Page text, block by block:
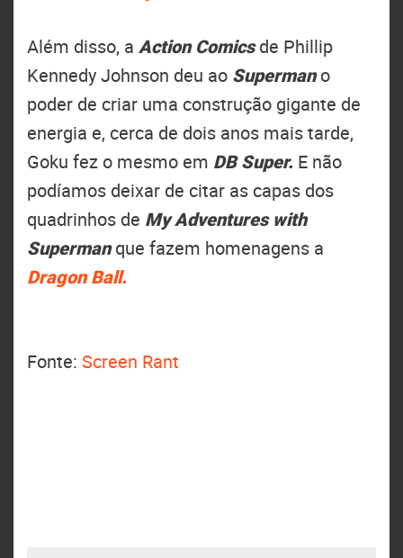
Além disso, a Action Comicsde Phillip
Kennedy Johnson deu ao Supermano
poder de criar uma construção gigante de
energia e, cerca de dois anos mais tarde,
Goku fez o mesmo em DB Super. E não
podíamos deixar de citar as capas dos
quadrinhos de My Adventures with
Supermanque fazem homenagens a
Dragon Ball.
Fonte: Screen Rant